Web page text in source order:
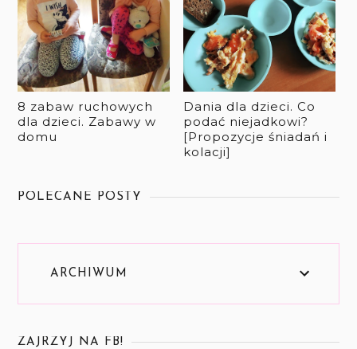
8 zabaw ruchowych
dla dzieci. Zabawy w
domu
Dania dla dzieci. Co
podać niejadkowi?
[Propozycje śniadań i
kolacji]
POLECANE POSTY
ARCHIWUM
ZAJRZYJ NA FB!